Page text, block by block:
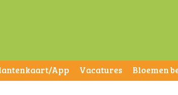
App Vacatures Bloemen